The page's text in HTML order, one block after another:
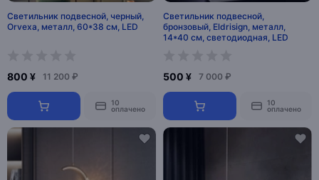
Светильник подвесной, черный,
Orvexa, металл, 60*38 см, LED
800 ¥ 11 200 ₽
10
оплачено
Светильник подвесной,
бронзовый, Eldrisign, металл,
14*40 см, светодиодная, LED
500 ¥ 7 000 ₽
10
оплачено